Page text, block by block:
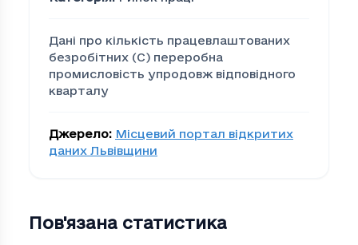
Дані про кількість працевлаштованих
безробітних (С) переробна
промисловість упродовж відповідного
кварталу
Джерело: Місцевий портал відкритих
даних Львівщини
Пов'язана статистика